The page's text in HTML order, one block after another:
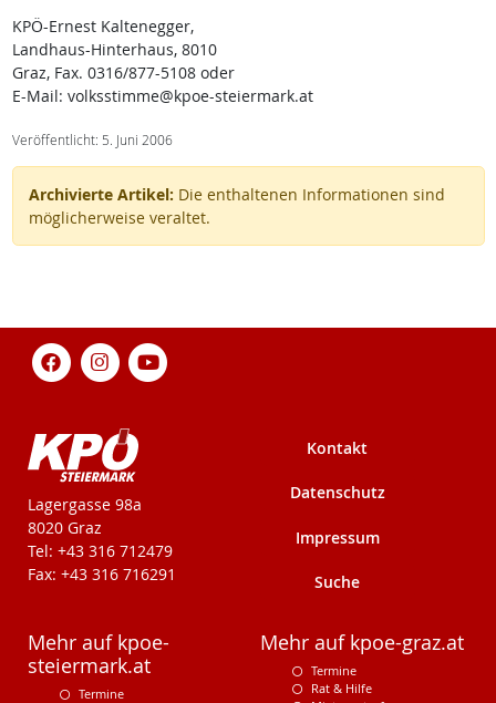
KPÖ-Ernest Kaltenegger,
Landhaus-Hinterhaus, 8010
Graz, Fax. 0316/877-5108 oder
E-Mail: volksstimme@kpoe-steiermark.at
Veröffentlicht: 5. Juni 2006
Archivierte Artikel: Die enthaltenen Informationen sind
möglicherweise veraltet.
KPÖ-Steiermark
Lagergasse 98a
8020 Graz
Tel: +43 316 712479
Fax: +43 316 716291
Kontakt
Datenschutz
Impressum
Suche
Mehr auf kpoe-
steiermark.at
Termine
Mehr auf kpoe-graz.at
Termine
Rat & Hilfe